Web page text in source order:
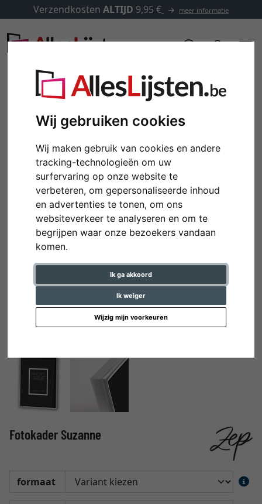
Wij gebruiken cookies
Wij maken gebruik van cookies en andere
tracking-technologieën om uw
surfervaring op onze website te
verbeteren, om gepersonaliseerde inhoud
en advertenties te tonen, om ons
websiteverkeer te analyseren en om te
begrijpen waar onze bezoekers vandaan
komen.
Ik ga akkoord
Ik weiger
Wijzig mijn voorkeuren
Verzendkosten ALTIJD 9,95 € meer informatie
Terug
Fotokader Suzanne
formaat